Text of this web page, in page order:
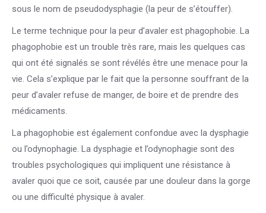
sous le nom de pseudodysphagie (la peur de s’étouffer).
Le terme technique pour la peur d’avaler est phagophobie. La
phagophobie est un trouble très rare, mais les quelques cas
qui ont été signalés se sont révélés être une menace pour la
vie. Cela s’explique par le fait que la personne souffrant de la
peur d’avaler refuse de manger, de boire et de prendre des
médicaments.
La phagophobie est également confondue avec la dysphagie
ou l’odynophagie. La dysphagie et l’odynophagie sont des
troubles psychologiques qui impliquent une résistance à
avaler quoi que ce soit, causée par une douleur dans la gorge
ou une difficulté physique à avaler.